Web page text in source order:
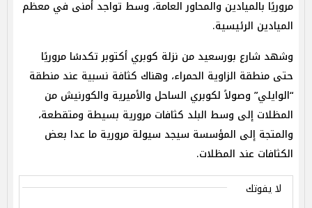
مروريًا بالميادين والمحاور العامة، وسط تواجد أمنى في معظم
الميادين الرئيسية.
وشهد شارع بورسعيد من نزلة كوبري أكتوبر تكدسًا مروريًا
حتى منطقة الزاوية الحمراء، وهناك كثافة نسبية عند منطقة
“الوايلي” وصولاً لكوبري الساحل والأميرية والكورنيش من
المظلات إلى وسط البلد كثافات مرورية بسيطة ومتقطعة،
والمتجة إلى المؤسسة سيجد سيولة مرورية ما عدا بعض
الكثافات عند المظلات.
لا يفوتك